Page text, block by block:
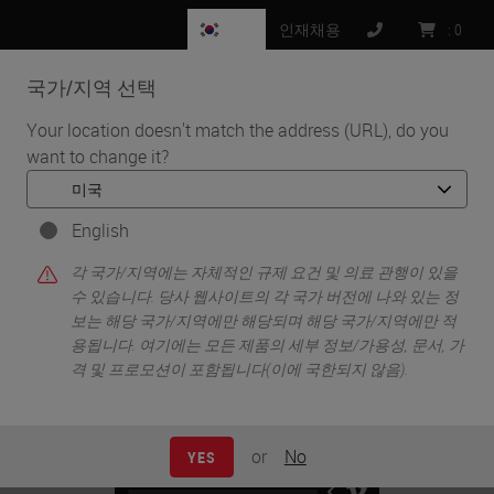
국가/지역 선택
Your location doesn't match the address (URL), do you
want to change it?
English
각 국가/지역에는 자체적인 규제 요건 및 의료 관행이 있을
수 있습니다. 당사 웹사이트의 각 국가 버전에 나와 있는 정
보는 해당 국가/지역에만 해당되며 해당 국가/지역에만 적
용됩니다. 여기에는 모든 제품의 세부 정보/가용성, 문서, 가
격 및 프로모션이 포함됩니다(이에 국한되지 않음).
YES or No
인재채용 : 0
MENU
홈 • Knowledge Pathway •
From Diagnosis to Treatment - Part 3 of 4, Diagnosis of Breast
Cancer with H&E and Immunohistochemistry Stains